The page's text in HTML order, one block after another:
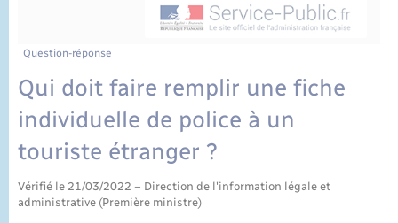
Question-réponse
Qui doit faire remplir une fiche
individuelle de police à un
touriste étranger ?
Vérifié le 21/03/2022 – Direction de l'information légale et
administrative (Première ministre)